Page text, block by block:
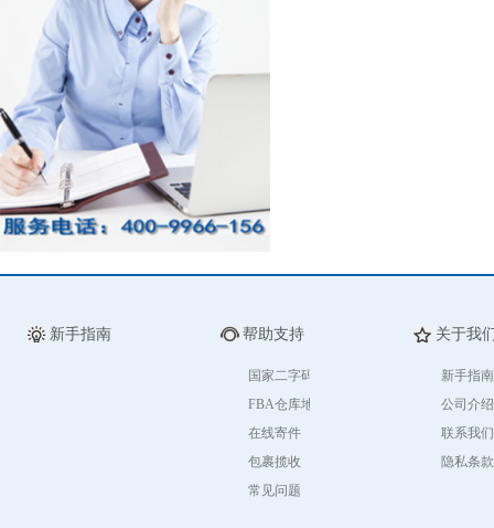
新手指南 帮助支持
国家二字码
FBA仓库地址
在线寄件
包裹揽收
常见问题
关于我
新手指南
公司介绍
联系我们
隐私条款